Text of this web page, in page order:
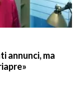
annunci, ma